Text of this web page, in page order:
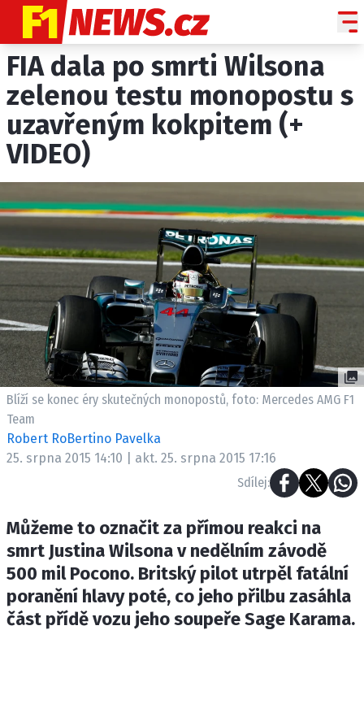
NOVINKY
GRAND PRIX
PADDOCK LINE
PROFILY TÝMŮ
ROZHOVORY
OSTATNÍ
SLEDUJTE NÁS NA|
ETICKÝ KODEX
KONTAKT
INZERCE
OSOBNÍ ÚDAJE / COOKIES
Provozovatelem serveru F1NEWS.cz je
INCORP MEDIA GROUP s.r.o., IČ: 118 23 054
FIA dala po smrti Wilsona
zelenou testu monopostu s
uzavřeným kokpitem (+
VIDEO)
Blíží se konec éry skutečných monopostů, foto: Mercedes AMG F1
Team
Robert RoBertino Pavelka
25. srpna 2015 14:10 | akt. 25. srpna 2015 17:16
Sdílej:
Můžeme to označit za přímou reakci na
smrt Justina Wilsona v nedělním závodě
500 mil Pocono. Britský pilot utrpěl fatální
poranění hlavy poté, co jeho přilbu zasáhla
část přídě vozu jeho soupeře Sage Karama.